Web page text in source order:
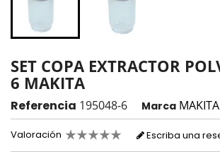
SET COPA EXTRACTOR
6 MAKITA
Referencia 195048-6 Marca MAKITA
Valoración Escriba una